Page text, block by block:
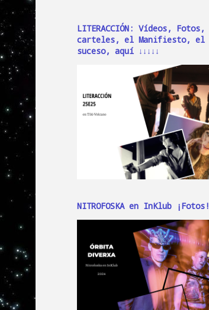
LITERACCIÓN: Vídeos, Fotos,
carteles, el Manifiesto, el
suceso, aquí ↓↓↓↓↓
NITROFOSKA en InKlub ¡Fotos!